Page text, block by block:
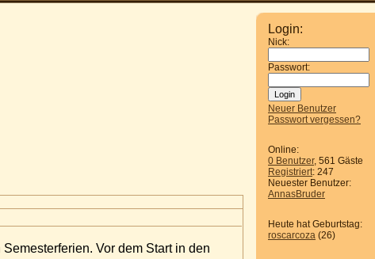
Login:
Nick:
Passwort:
Neuer Benutzer
Passwort vergessen?
Online:
0 Benutzer, 561 Gäste
Registriert: 247
Neuester Benutzer:
AnnasBruder
Heute hat Geburtstag:
roscarcoza (26)
Vor dem Start in den